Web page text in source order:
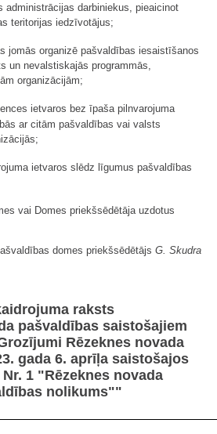
administrācijas darbiniekus, pieaicinot
teritorijas iedzīvotājus;
jomās organizē pašvaldības iesaistīšanos
un nevalstiskajās programmās,
organizācijām;
ietvaros bez īpaša pilnvarojuma
ar citām pašvaldības vai valsts
ietvaros slēdz līgumus pašvaldības
vai Domes priekšsēdētāja uzdotus
domes priekšsēdētājs G. Skudra
raksts
pašvaldības saistošajiem
Rēzeknes novada
gada 6. aprīļa saistošajos
1 "Rēzeknes novada
nolikums""